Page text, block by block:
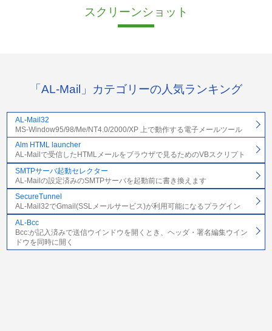
スクリーンショット
「AL-Mail」カテゴリーの人気ランキング
AL-Mail32
MS-Window95/98/Me/NT4.0/2000/XP 上で動作する電子メールツール
Alm HTML launcher
AL-Mailで受信したHTMLメールをブラウザで見るためのVBスクリプト
SMTPサーバ起動セレクター
AL-Mailの設定済みのSMTPサーバを起動前に書き換えます
SecureTunnel
AL-Mail32でGmail(SSLメールサービス)が利用可能になるプラグイン
AL-Bcc
Bcc:が記入済みで送信ウインドウを開くとき、ヘッダ・署名編集ウイン
ドウを同時に開く